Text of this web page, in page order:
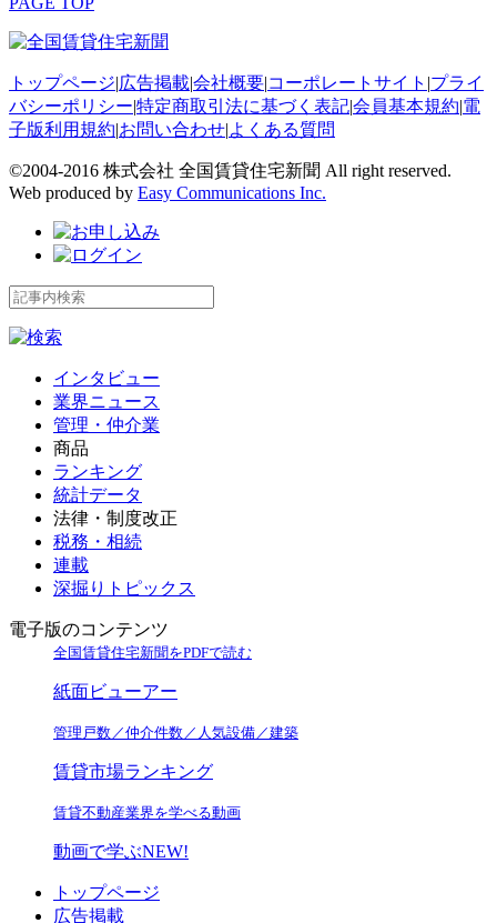
トップページ|広告掲載|会社概要|コーポレートサイト |プライ
バシーポリシー|特定商取引法に基づく表記|会員基本規約|電
子版利用規約|お問い合わせ|よくある質問
©2004-2016 株式会社 全国賃貸住宅新聞 All right reserved.
Web produced by Easy Communications Inc.
インタビュー
業界ニュース
管理・仲介業
商品
ランキング
統計データ
法律・制度改正
税務・相続
連載
深掘りトピックス
電子版のコンテンツ
全国賃貸住宅新聞をPDFで読む
紙面ビューアー
管理戸数／仲介件数／人気設備／建築
賃貸市場ランキング
賃貸不動産業界を学べる動画
動画で学ぶNEW!
トップページ
広告掲載